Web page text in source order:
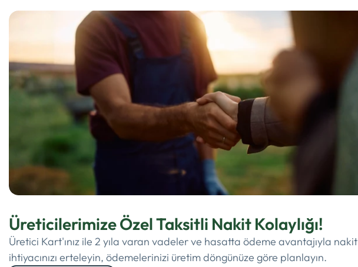
Üreticilerimize Özel Taksitli Nakit Kolaylığı!
Üretici Kart'ınız ile 2 yıla varan vadeler ve hasatta ödeme avantajıyla nakit
ihtiyacınızı erteleyin, ödemelerinizi üretim döngünüze göre planlayın.